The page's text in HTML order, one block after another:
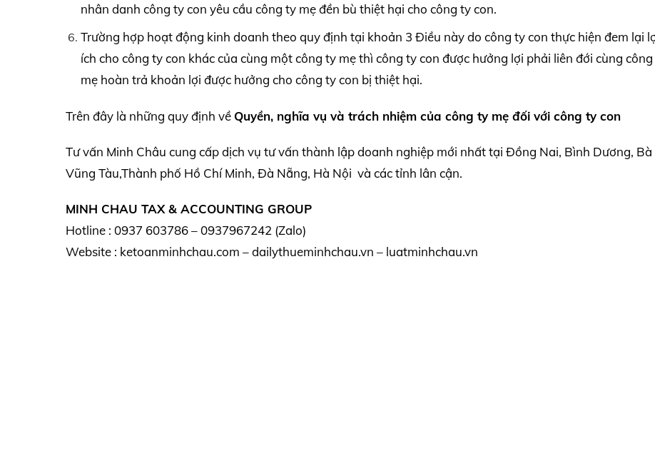
nhân danh công ty con yêu cầu công ty mẹ đền bù thiệt hại cho công ty con.
Trường hợp hoạt động kinh doanh theo quy định tại khoản 3 Điều này do công ty con thực hiện đem lại
ích cho công ty con khác của cùng một công ty mẹ thì công ty con được hưởng lợi phải liên đới cùng
mẹ hoàn trả khoản lợi được hưởng cho công ty con bị thiệt hại.
Trên đây là những quy định về Quyền, nghĩa vụ và trách nhiệm của công ty mẹ đối với công ty con
Tư vấn Minh Châu cung cấp dịch vụ tư vấn thành lập doanh nghiệp mới nhất tại Đồng Nai, Bình Dương, Bà
Vũng Tàu,Thành phố Hồ Chí Minh, Đà Nẵng, Hà Nội và các tỉnh lân cận.
MINH CHAU TAX & ACCOUNTING GROUP
Hotline : 0937 603786 – 0937967242 (Zalo)
Website : ketoanminhchau.com – dailythueminhchau.vn – luatminhchau.vn